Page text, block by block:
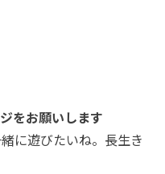
をお願いします
に遊びたいね。長生き